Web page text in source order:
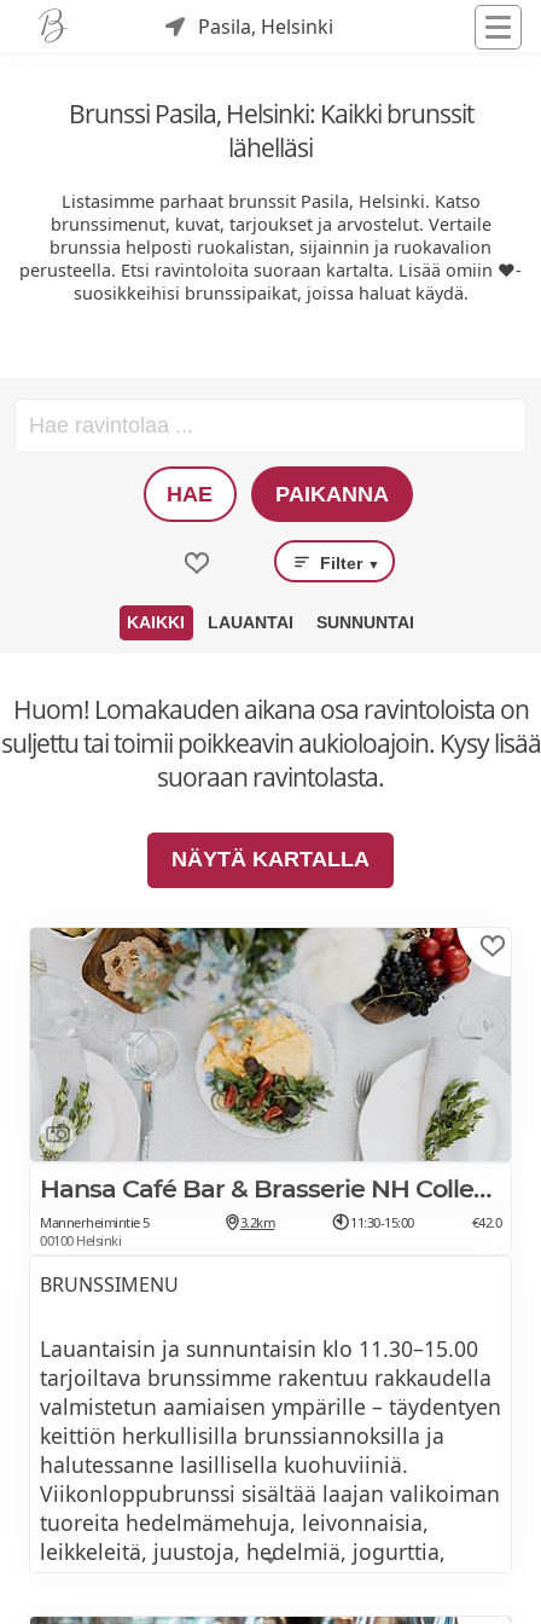
Pasila, Helsinki
Brunssi Pasila, Helsinki: Kaikki brunssit
lähelläsi
Listasimme parhaat brunssit Pasila, Helsinki. Katso
brunssimenut, kuvat, tarjoukset ja arvostelut. Vertaile
brunssia helposti ruokalistan, sijainnin ja ruokavalion
perusteella. Etsi ravintoloita suoraan kartalta. Lisää omiin ❤️-
suosikkeihisi brunssipaikat, joissa haluat käydä.
HAE PAIKANNA
Filter ▼
KAIKKI LAUANTAI SUNNUNTAI
Huom! Lomakauden aikana osa ravintoloista on
suljettu tai toimii poikkeavin aukioloajoin. Kysy lisää
suoraan ravintolasta.
NÄYTÄ KARTALLA
Hansa Café Bar & Brasserie NH Collection Helsinki
Mannerheimintie 5
00100 Helsinki
3.2km 11:30-15:00 €42.0
BRUNSSIMENU
Lauantaisin ja sunnuntaisin klo 11.30–15.00
tarjoiltava brunssimme rakentuu rakkaudella
valmistetun aamiaisen ympärille – täydentyen
keittiön herkullisilla brunssiannoksilla ja
halutessanne lasillisella kuohuviiniä.
Viikonloppubrunssi sisältää laajan valikoiman
tuoreita hedelmämehuja, leivonnaisia,
leikkeleitä, juustoja, hedelmiä, jogurttia,
Lisäksi itsetehtyjä ja paikallisista raaka-